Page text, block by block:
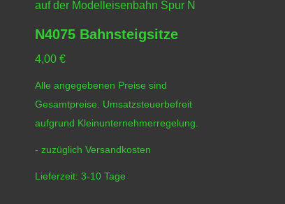
N4075 Bahnsteigsitze
4,00€
Alle angegebenen Preise sind
Gesamtpreise. Umsatzsteuerbefreit
aufgrund Kleinunternehmerregelung.
- zuzüglichVersandkosten
Lieferzeit:3-10 Tage